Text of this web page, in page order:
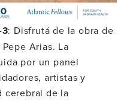
: Disfrutá de la obra de
Arias. La
por un panel
artistas y
cerebral de la